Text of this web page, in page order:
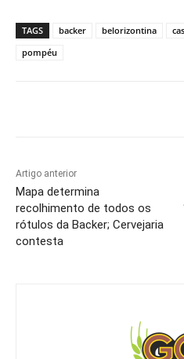
TAGS backer belorizontina
pompéu
Artigo anterior
Mapa determina
recolhimento de todos os
rótulos da Backer; Cervejaria
contesta